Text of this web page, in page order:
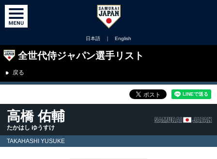
日本語 ｜ English
全世代侍ジャパン選手リスト
戻る
高橋 佑輔
たかはし ゆうすけ
TAKAHASHI YUSUKE